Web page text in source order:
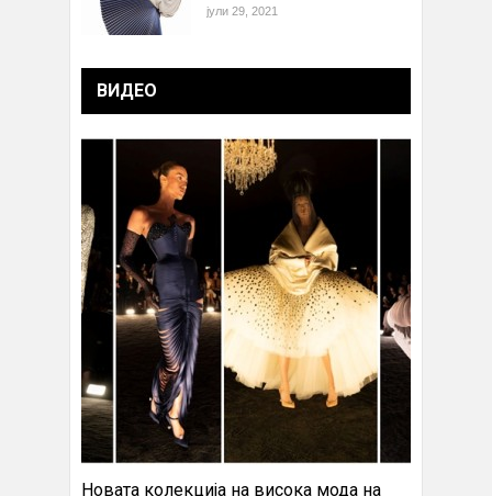
јули 29, 2021
ВИДЕО
Новата колекција на висока мода на